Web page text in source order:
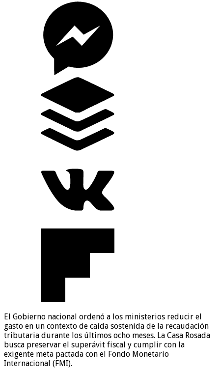
El Gobierno nacional ordenó a los ministerios reducir el
gasto en un contexto de caída sostenida de la recaudación
tributaria durante los últimos ocho meses. La Casa Rosada
busca preservar el superávit fiscal y cumplir con la
exigente meta pactada con el Fondo Monetario
Internacional (FMI).